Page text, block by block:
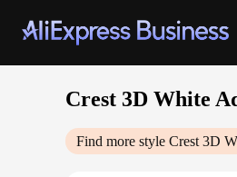
Crest 3D White
Find more style Crest 3D